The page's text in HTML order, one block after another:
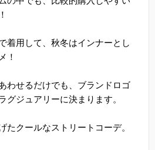
着用して、秋冬はインナーとし
！
わせるだけでも、ブランドロゴ
グジュアリーに決まります。
たクールなストリートコーデ。